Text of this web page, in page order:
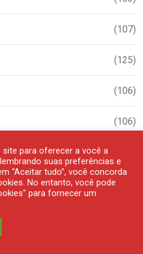
(107)
(125)
(106)
(106)
para prevenir e tratar
nas costas
DE 2019
para oferecer a você a
suas preferências e
“Aceitar tudo”, você concorda
No entanto, você pode
para fornecer um